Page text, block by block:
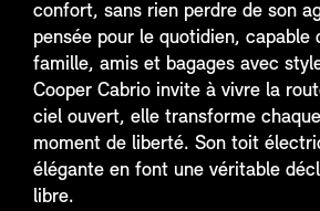
confort, sans rien perdre de son
pensée pour le quotidien, capable
famille, amis et bagages avec
Cooper Cabrio invite à vivre la
ciel ouvert, elle transforme
moment de liberté. Son toit
élégante en font une véritable
libre.